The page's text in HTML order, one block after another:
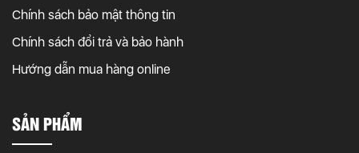
Chính sách bảo mật thông tin
Chính sách đổi trả và bảo hành
Hướng dẫn mua hàng online
SẢN PHẨM